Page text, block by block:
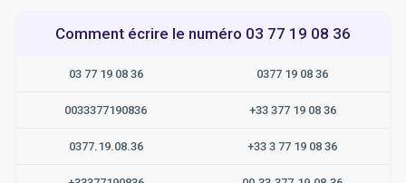
Comment écrire le numéro 03 77 19 08 36
03 77 19 08 36 0377 19 08 36
0033377190836 +33 377 19 08 36
0377.19.08.36 +33 3 77 19 08 36